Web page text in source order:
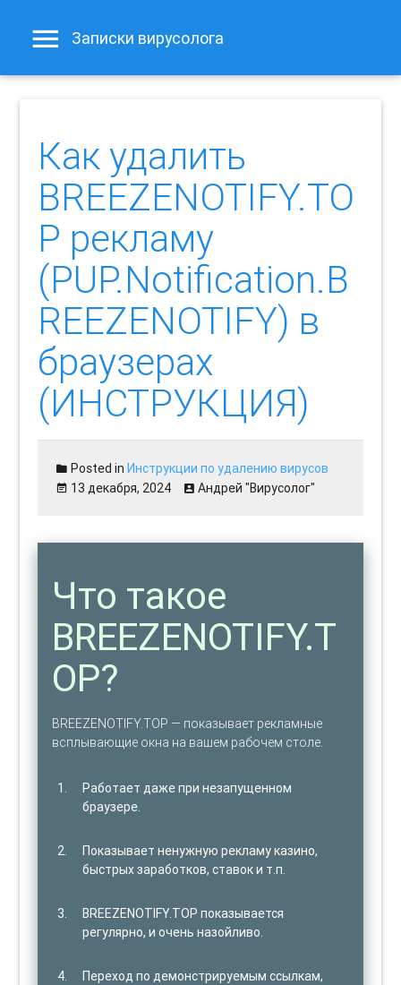
Записки вирусолога
Как удалить
BREEZENOTIFY.TO
P рекламу
(PUP.Notification.B
REEZENOTIFY) в
браузерах
(ИНСТРУКЦИЯ)
Posted inИнструкции по удалению вирусов
13 декабря, 2024
Андрей "Вирусолог"
Что такое
BREEZENOTIFY.T
OP?
BREEZENOTIFY.TOP — показывает рекламные
всплывающие окна на вашем рабочем столе.
Работает даже при незапущенном
браузере.
Показывает ненужную рекламу казино,
быстрых заработков, ставок и т.п.
BREEZENOTIFY.TOP показывается
регулярно, и очень назойливо.
Переход по демонстрируемым ссылкам,